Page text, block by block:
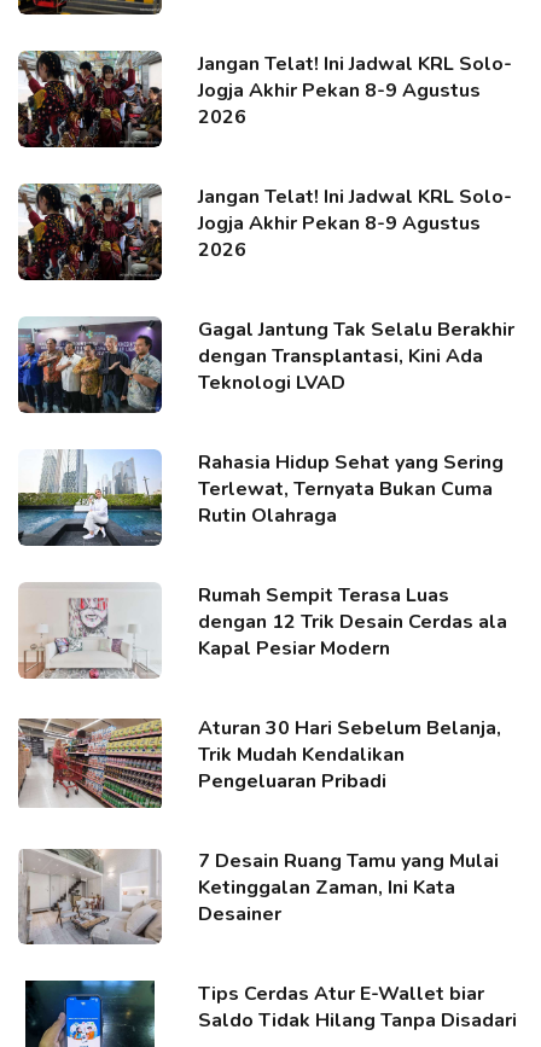
Jangan Telat! Ini Jadwal KRL Solo-
Jogja Akhir Pekan 8-9 Agustus
2026
Jangan Telat! Ini Jadwal KRL Solo-
Jogja Akhir Pekan 8-9 Agustus
2026
Gagal Jantung Tak Selalu Berakhir
dengan Transplantasi, Kini Ada
Teknologi LVAD
Rahasia Hidup Sehat yang Sering
Terlewat, Ternyata Bukan Cuma
Rutin Olahraga
Rumah Sempit Terasa Luas
dengan 12 Trik Desain Cerdas ala
Kapal Pesiar Modern
Aturan 30 Hari Sebelum Belanja,
Trik Mudah Kendalikan
Pengeluaran Pribadi
7 Desain Ruang Tamu yang Mulai
Ketinggalan Zaman, Ini Kata
Desainer
Tips Cerdas Atur E-Wallet biar
Saldo Tidak Hilang Tanpa Disadari